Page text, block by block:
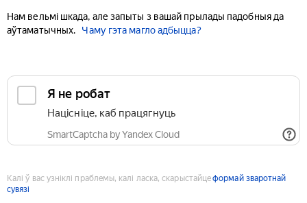
Нам вельмі шкада, але запыты з вашай прылады падобныя да
аўтаматычных.
Чаму гэта магло адбыцца?
Я не робат
Націсніце, каб працягнуць
SmartCaptcha by Yandex Cloud
Калі ў вас узніклі праблемы, калі ласка, скарыстайцеформай зваротнай
сувязі